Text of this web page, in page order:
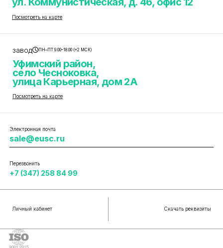
Посмотреть на карте
завод ПН–ПТ 9.00–18.00 (+2 МСК)
Уфимский район,
село Чесноковка,
улица Карьерная, дом 2А
Посмотреть на карте
Электронная почта
sale@eusc.ru
Перезвонить
+7 (347) 258 84 99
Личный кабинет Скачать реквизиты